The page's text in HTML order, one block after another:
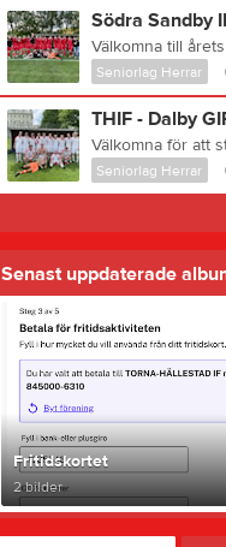
Södra Sandby
Seniorlag Herrar
THIF - Dalby
Välkomna för att
Seniorlag Herrar
Senast uppdaterade
Fritidskortet
2 bilder